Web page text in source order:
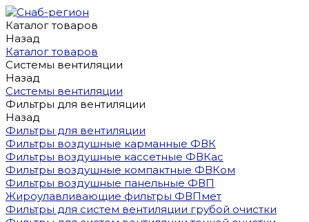
Каталог товаров
Назад
Каталог товаров
Системы вентиляции
Назад
Системы вентиляции
Фильтры для вентиляции
Назад
Фильтры для вентиляции
Фильтры воздушные карманные ФВК
Фильтры воздушные кассетные ФВКас
Фильтры воздушные компактные ФВКом
Фильтры воздушные панельные ФВП
Жироулавливающие фильтры ФВПмет
Фильтры для систем вентиляции грубой очистки